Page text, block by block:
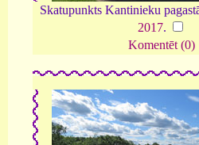
Skatupunkts Kantinieku
2017.
Komentēt (0)